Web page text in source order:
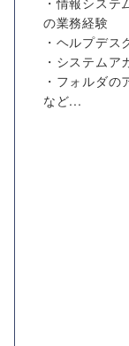
の業務経験
・ヘルプデス
・システムア
・フォルダ
など...